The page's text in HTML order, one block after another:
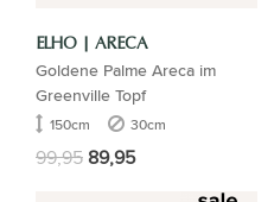
ELHO | ARECA
Goldene Palme Areca im
Greenville Topf
150cm 30cm
99,95 89,95